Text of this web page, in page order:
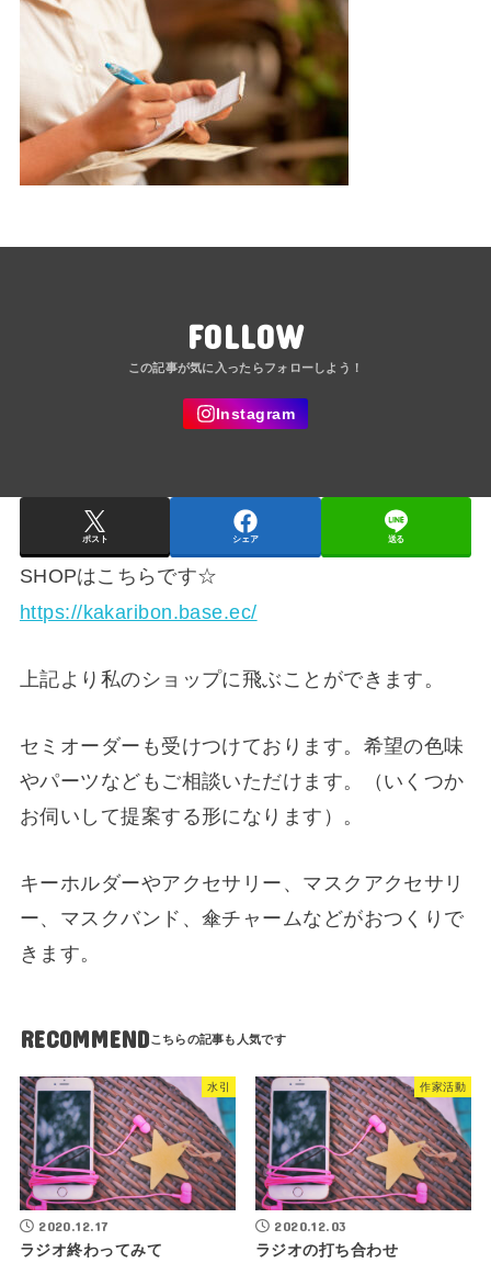
FOLLOW
ポスト シェア 送る
SHOPはこちらです☆
https://kakaribon.base.ec/
上記より私のショップに飛ぶことができます。
セミオーダーも受けつけております。希望の色味
やパーツなどもご相談いただけます。（いくつか
お伺いして提案する形になります）。
キーホルダーやアクセサリー、マスクアクセサリ
ー、マスクバンド、傘チャームなどがおつくりで
きます。
RECOMMEND
水引
2020.12.17
ラジオ終わってみて
作家活動
2020.12.03
ラジオの打ち合わせ